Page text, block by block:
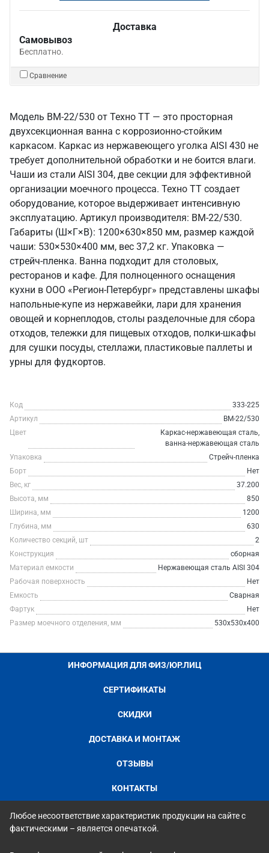
Доставка
Самовывоз
Бесплатно.
Сравнение
Модель ВМ-22/530 от Техно ТТ — это просторная
двухсекционная ванна с коррозионно-стойким
каркасом. Каркас из нержавеющего уголка AISI 430 не
требует дополнительной обработки и не боится влаги.
Чаши из стали AISI 304, две секции для эффективной
организации моечного процесса. Техно ТТ создает
оборудование, которое выдерживает интенсивную
эксплуатацию. Артикул производителя: ВМ-22/530.
Габариты (Ш×Г×В): 1200×630×850 мм, размер каждой
чаши: 530×530×400 мм, вес 37,2 кг. Упаковка —
стрейч-пленка. Ванна подходит для столовых,
ресторанов и кафе. Для полноценного оснащения
кухни в ООО «Регион-Петербург» представлены шкафы
напольные-купе из нержавейки, лари для хранения
овощей и корнеплодов, столы разделочные для сбора
отходов, тележки для пищевых отходов, полки-шкафы
для сушки посуды, стеллажи, пластиковые паллеты и
урны для фудкортов.
Код
333-225
Артикул
ВМ-22/530
Цвет
Каркас-нержавеющая сталь,
ванна-нержавеющая сталь
Упаковка
Стрейч-пленка
Борт
Нет
Вес, кг
37.200
Высота, мм
850
Ширина, мм
1200
Глубина, мм
630
Количество секций, шт
2
Конструкция
сборная
Материал емкости
Нержавеющая сталь AISI 304
Рабочая поверхность
Нет
Емкость
Сварная
Фартук
Нет
Размер моечного отделения, мм
530х530х400
ИНФОРМАЦИЯ ДЛЯ ФИЗ/ЮР.ЛИЦ
СЕРТИФИКАТЫ
СКИДКИ
ДОСТАВКА И МОНТАЖ
ОТЗЫВЫ
КОНТАКТЫ
Любое несоответствие характеристик продукции на сайте с
фактическими – является опечаткой.